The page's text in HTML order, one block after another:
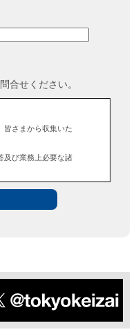
合せください。
皆さまから収集いた
及び業務上必要な諸
人情報をご提供いた
できない場合があり